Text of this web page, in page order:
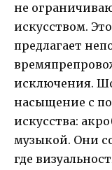
не
искусством.
предлагает
исключения.
насыщение с
искусства:
музыкой. Они
где